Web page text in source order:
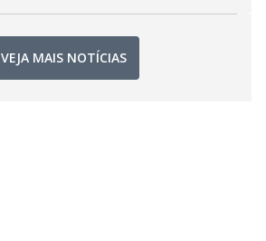
VEJA MAIS NOTÍCIAS